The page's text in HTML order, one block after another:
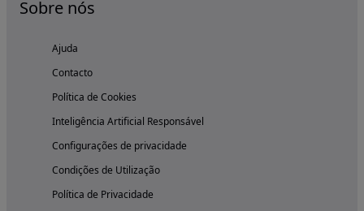
Sobre nós
Ajuda
Contacto
Política de Cookies
Inteligência Artificial Responsável
Configurações de privacidade
Condições de Utilização
Política de Privacidade